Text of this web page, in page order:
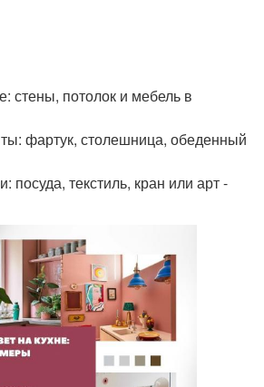
стены, потолок и мебель в
фартук, столешница, обеденный
посуда, текстиль, кран или арт -